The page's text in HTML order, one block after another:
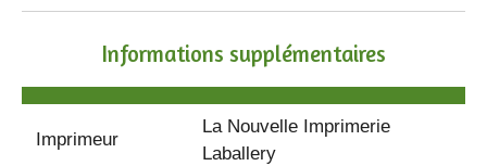
Informations supplémentaires
Imprimeur
La Nouvelle Imprimerie
Laballery